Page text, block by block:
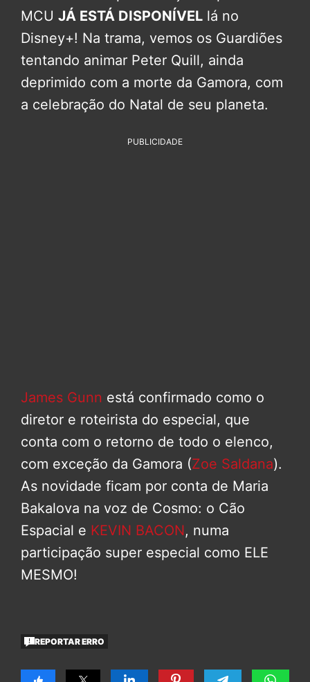
MCU JÁ ESTÁ DISPONÍVEL lá no
Disney+! Na trama, vemos os Guardiões
tentando animar Peter Quill, ainda
deprimido com a morte da Gamora, com
a celebração do Natal de seu planeta.
PUBLICIDADE
James Gunn está confirmado como o
diretor e roteirista do especial, que
conta com o retorno de todo o elenco,
com exceção da Gamora (Zoe Saldana).
As novidade ficam por conta de Maria
Bakalova na voz de Cosmo: o Cão
Espacial e KEVIN BACON, numa
participação super especial como ELE
MESMO!
REPORTAR ERRO